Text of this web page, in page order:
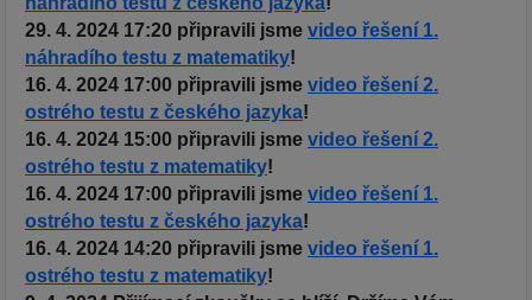
29. 4. 2024 17:20 připravili jsme video řešení 1.
náhradího testu z matematiky!
16. 4. 2024 17:00 připravili jsme video řešení 2.
ostrého testu z českého jazyka!
16. 4. 2024 15:00 připravili jsme video řešení 2.
ostrého testu z matematiky!
16. 4. 2024 17:00 připravili jsme video řešení 1.
ostrého testu z českého jazyka!
16. 4. 2024 14:20 připravili jsme video řešení 1.
ostrého testu z matematiky!